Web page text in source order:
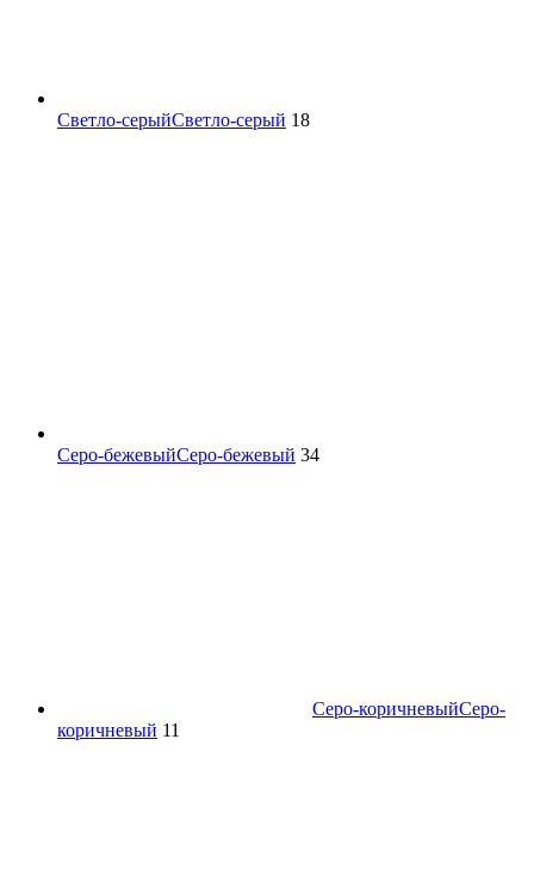
Светло-серыйСветло-серый 18
Серо-бежевыйСеро-бежевый 34
Серо-коричневыйСеро-
коричневый 11